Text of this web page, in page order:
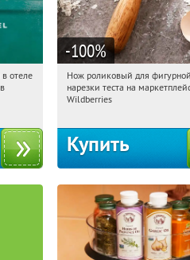
отеле
-100%
01:21:04
Россия
Нож роликовый для фигурной
нарезки теста на
Wildberries
Купить